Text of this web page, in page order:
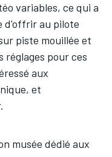
variables, ce qui a
d'offrir au pilote
piste mouillée et
réglages pour ces
aux
et
musée dédié aux